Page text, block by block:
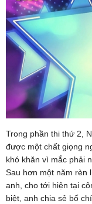
Trong phần thi thứ 2,
được một chất giọng
khó khăn vì mắc phải
Sau hơn một năm rèn
anh, cho tới hiện tại
biệt, anh chia sẻ bố